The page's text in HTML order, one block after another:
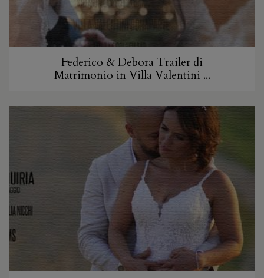
Federico & Debora Trailer di
Matrimonio in Villa Valentini ...